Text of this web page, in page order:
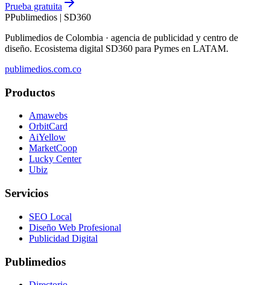
Prueba gratuita
PPublimedios | SD360
Publimedios de Colombia · agencia de publicidad y centro de
diseño. Ecosistema digital SD360 para Pymes en LATAM.
publimedios.com.co
Productos
Amawebs
OrbitCard
AiYellow
MarketCoop
Lucky Center
Ubiz
Servicios
SEO Local
Diseño Web Profesional
Publicidad Digital
Publimedios